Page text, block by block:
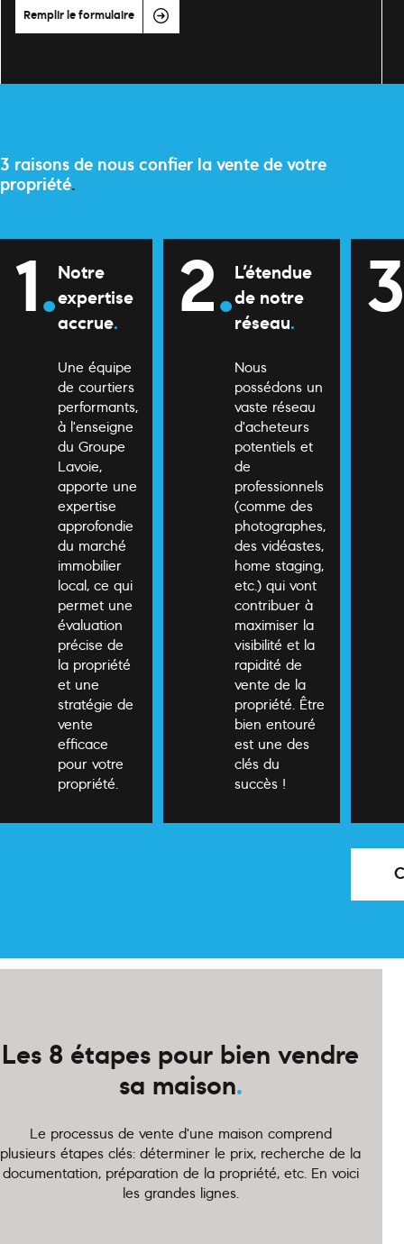
Remplir le formulaire
3 raisons de nous confier la vente de votre
propriété.
1 . Notre
expertise
accrue.
Une équipe
de courtiers
performants,
à l'enseigne
du Groupe
Lavoie,
apporte une
expertise
approfondie
du marché
immobilier
local, ce qui
permet une
évaluation
précise de
la propriété
et une
stratégie de
vente
efficace
pour votre
propriété.
2. L’étendue
de notre
réseau.
Nous
possédons un
vaste réseau
d'acheteurs
potentiels et
de
professionnels
(comme des
photographes,
des vidéastes,
home staging,
etc.) qui vont
contribuer à
maximiser la
visibilité et la
rapidité de
vente de la
propriété. Être
bien entouré
est une des
clés du
succès !
Les 8 étapes pour bien vendre
sa maison.
Le processus de vente d'une maison comprend
plusieurs étapes clés: déterminer le prix, recherche de la
documentation, préparation de la propriété, etc. En voici
les grandes lignes.